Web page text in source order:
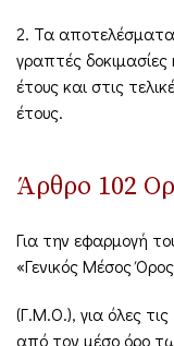
2. Τα αποτελέσματα
γραπτές
έτους και στις
έτους.
Άρθρο 102
Για την εφαρμογή
«Γενικός Μέσος
(Γ.Μ.Ο.), για όλες τις
από τον μέσο όρο